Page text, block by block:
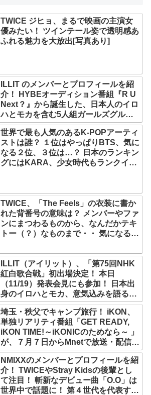
TWICE ジヒョ、まるで映画の主演女
優みたい！ ツインテール姿で透明感あ
ふれる魅力を大放出[写真あり]
ILLIT のメンバーとプロフィールを紹
介！ HYBEオーディション番組『R U
Next？』から誕生した、日本人のイロ
ハとモカを含む5人組ガールズグルー
プ！ デビュー曲「Magnetic」がいき
なりの大ヒット
世界で最も人気のあるK-POPアーティ
ストは誰？ １位はやっぱりBTS、気に
なる２位、３位は…？ 日本のランキン
グにはKARA、少女時代もランクイ
TWICE、「The Feels」の衣装に書か
れた背番号の意味は？ メンバーやファ
ンにまつわるものから、なんだかテキ
トー（？）なものまで・・ 気になるそ
ILLIT（アイリット）、「第75回NHK
紅白歌合戦」初出場決定！ 本日
（11/19）発表会見にも参加！ 日本出
身のイロハとモカ、意気込みを語る
「ずっと夢見てたステージ…嬉しくて
光栄」
埼玉・秩父でキャンプ旅行！ iKON、
単独リアリティ番組「GET READY,
iKON TIME!～iKONICのためなら～ 」
が、７月７日からMnetで放送・配信ス
タート
NMIXXのメンバーとプロフィールを紹
介！ TWICEやStray Kidsの後輩とし
て注目！ 斬新なデビュー曲「O.O」は
世界中で話題に！ 第４世代を代表する